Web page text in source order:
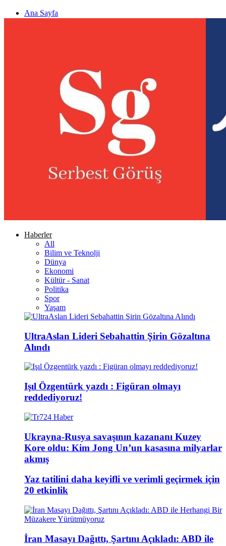
Ana Sayfa
Haberler
All
Bilim ve Teknolji
Dünya
Ekonomi
Kültür - Sanat
Politika
Spor
Yaşam
UltraAslan Lideri Sebahattin Şirin Gözaltına
Alındı
Işıl Özgentürk yazdı : Figüran olmayı
reddediyoruz!
Ukrayna-Rusya savaşının kazananı Kuzey
Kore oldu: Kim Jong Un’un kasasına milyarlar
akmış
Yaz tatilini daha keyifli ve verimli geçirmek için
20 etkinlik
İran Masayı Dağıttı, Şartını Açıkladı: ABD ile